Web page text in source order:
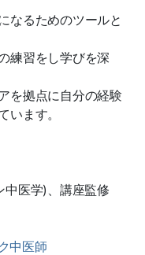
なるためのツールと
練習をし学びを深
を拠点に自分の経験
います。
医学)、講座監修
中医師